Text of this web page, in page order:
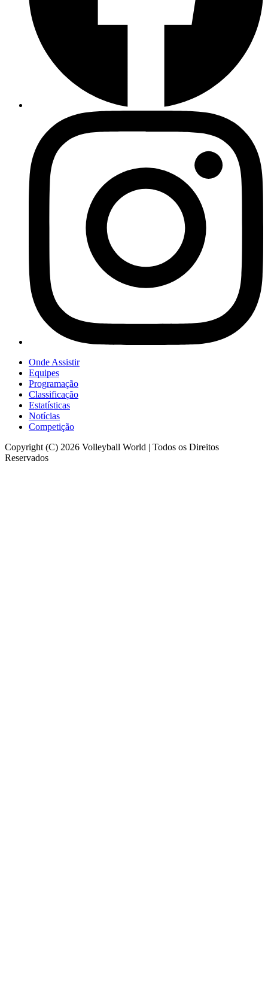
Onde Assistir
Equipes
Programação
Classificação
Estatísticas
Notícias
Competição
Copyright (C) 2026 Volleyball World | Todos os Direitos
Reservados